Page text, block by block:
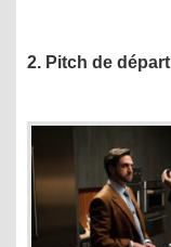
2. Pitch de départ